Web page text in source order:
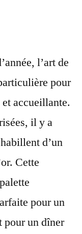
l’art de
pour
accueillante.
il y a
d’un
Cette
pour un
pour un dîner